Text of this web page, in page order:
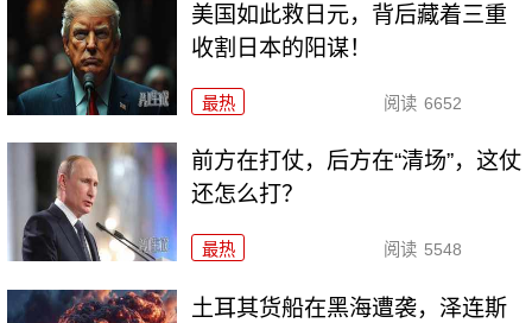
美国如此救日元，背后藏着三重
收割日本的阳谋！
最热 阅读 6652
前方在打仗，后方在“清场”，这仗
还怎么打？
最热 阅读 5548
土耳其货船在黑海遭袭，泽连斯